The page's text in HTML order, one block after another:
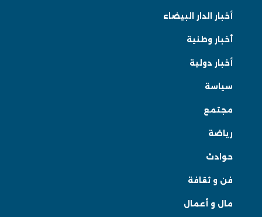
أخبار الدار البيضاء
أخبار وطنية
أخبار دولية
سياسة
مجتمع
رياضة
حوادث
فن و ثقافة
مال و أعمال